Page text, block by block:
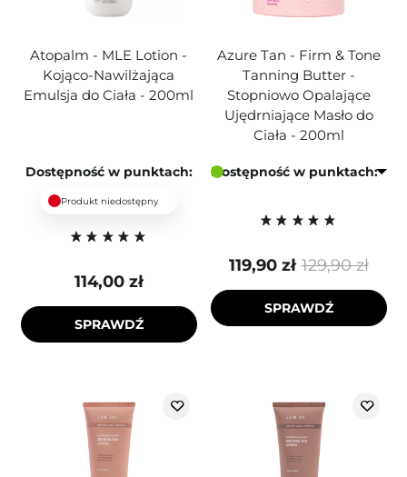
Atopalm - MLE Lotion -
Kojąco-Nawilżająca
Emulsja do Ciała - 200ml
Dostępność w punktach:
Produkt niedostępny
114,00 zł
SPRAWDŹ
Azure Tan - Firm & Tone
Tanning Butter -
Stopniowo Opalające
Ujędrniające Masło do
Ciała - 200ml
Dostępność w punktach:
129,90 zł
119,90 zł
SPRAWDŹ